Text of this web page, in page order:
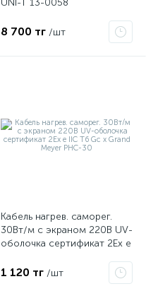
UNI-T 13-0058
8 700 тг /шт
Кабель нагрев. саморег.
30Вт/м с экраном 220В UV-
оболочка сертификат 2Ex e
PHC-30
1 120 тг /шт